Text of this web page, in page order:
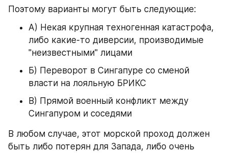
Поэтому варианты могут быть следующие:
А) Некая крупная техногенная катастрофа,
либо какие-то диверсии, производимые
"неизвестными" лицами
Б) Переворот в Сингапуре со сменой
власти на лояльную БРИКС
В) Прямой военный конфликт между
Сингапуром и соседями
В любом случае, этот морской проход должен
быть либо потерян для Запада, либо очень